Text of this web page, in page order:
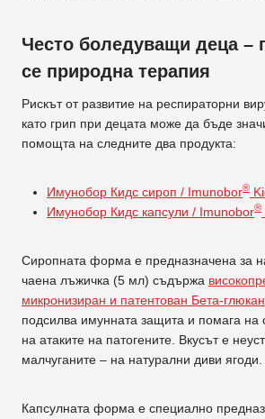
Често боледуващи деца –
се природна терапия
Рискът от развитие на респираторни
като грип при децата може да бъде
помощта на следните два продукта:
Имунобор Кидс сироп / Imunobor®
Имунобор Кидс капсули / Imunobor®
Сиропната форма е предназначена за
чаена лъжичка (5 мл) съдържа
микронизиран и патентован Бета-глюкан
подсилва имунната защита и помага на
на атаките на патогените. Вкусът е
малчуганите – на натурални диви ягоди.
Капсулната форма е специално